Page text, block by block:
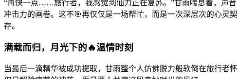
“再快一点……旅行者，我感觉到仙力正在复苏。”甘雨喘息着，声
冲击力的画卷。这不🎯再仅仅是一场帮忙，而是一次深层次的心灵
存。
满载而归，月光下的🔥温情时刻
当最后一滴精华被成功提取，甘雨整个人仿佛脱力般软倒在旅行